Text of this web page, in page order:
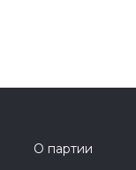
О партии